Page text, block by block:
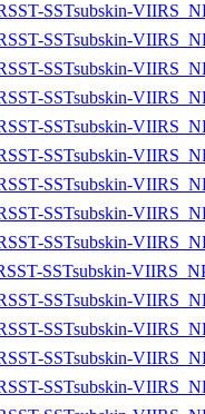
SSTsubskin-
SSTsubskin-
SSTsubskin-
SSTsubskin-
SSTsubskin-
SSTsubskin-
SSTsubskin-
SSTsubskin-
SSTsubskin-
SSTsubskin-
SSTsubskin-
SSTsubskin-
SSTsubskin-
SSTsubskin-